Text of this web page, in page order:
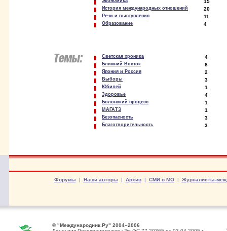
15
История международных отношений 20
Речи и выступления 11
Образование 4
Светская хроника 4
Ближний Восток 8
Япония и Россия 2
Выборы 3
Юбилей 1
Здоровье 4
Болонский процесс 1
МАГАТЭ 1
Безопасность 3
Благотворительность 3
Форумы | Наши авторы | Архив| СМИ о МО| Журналисты-
© "Международник.Ру" 2004–2006